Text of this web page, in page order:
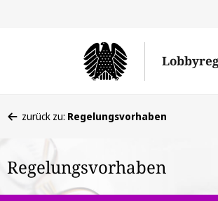
befinden
hier:
zurück zu: Regelungsvorhaben
Regelungsvorhaben